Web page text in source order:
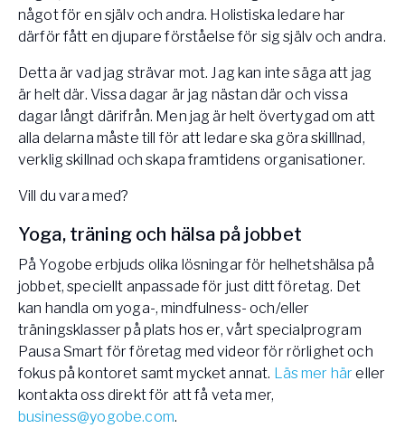
något för en själv och andra. Holistiska ledare har
därför fått en djupare förståelse för sig själv och andra.
Detta är vad jag strävar mot. Jag kan inte säga att jag
är helt där. Vissa dagar är jag nästan där och vissa
dagar långt därifrån. Men jag är helt övertygad om att
alla delarna måste till för att ledare ska göra skilllnad,
verklig skillnad och skapa framtidens organisationer.
Vill du vara med?
Yoga, träning och hälsa på jobbet
På Yogobe erbjuds olika lösningar för helhetshälsa på
jobbet, speciellt anpassade för just ditt företag. Det
kan handla om yoga-, mindfulness- och/eller
träningsklasser på plats hos er, vårt specialprogram
Pausa Smart för företag med videor för rörlighet och
fokus på kontoret samt mycket annat. Läs mer här eller
kontakta oss direkt för att få veta mer,
business@yogobe.com.